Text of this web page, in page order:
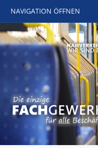
NAVIGATION ÖFFNEN